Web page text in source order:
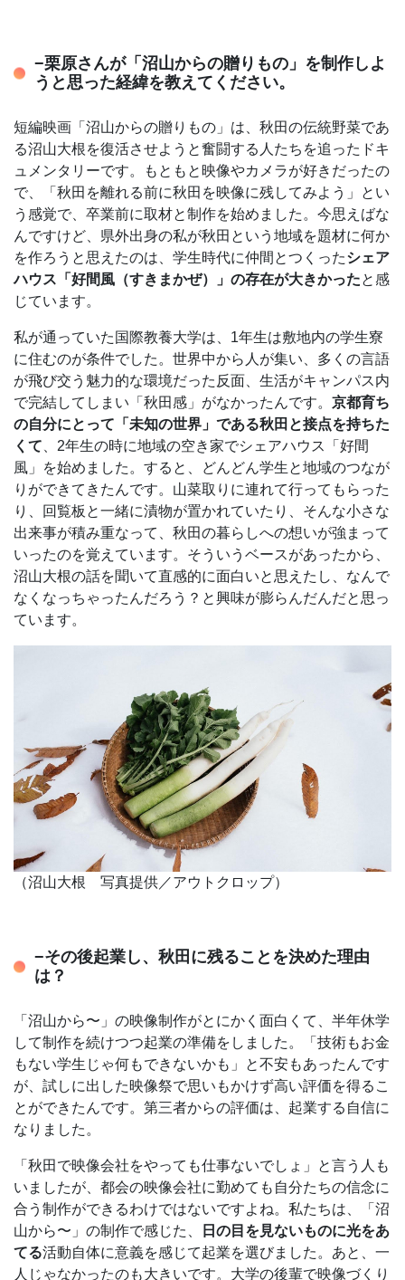
−栗原さんが「沼山からの贈りもの」を制作しよ
うと思った経緯を教えてください。
短編映画「沼山からの贈りもの」は、秋田の伝統野菜であ
る沼山大根を復活させようと奮闘する人たちを追ったドキ
ュメンタリーです。もともと映像やカメラが好きだったの
で、「秋田を離れる前に秋田を映像に残してみよう」とい
う感覚で、卒業前に取材と制作を始めました。今思えばな
んですけど、県外出身の私が秋田という地域を題材に何か
を作ろうと思えたのは、学生時代に仲間とつくったシェア
ハウス「好間風（すきまかぜ）」の存在が大きかったと感
じています。
私が通っていた国際教養大学は、1年生は敷地内の学生寮
に住むのが条件でした。世界中から人が集い、多くの言語
が飛び交う魅力的な環境だった反面、生活がキャンパス内
で完結してしまい「秋田感」がなかったんです。 京都育ち
の自分にとって「未知の世界」である秋田と接点を持ちた
くて 、2年生の時に地域の空き家でシェアハウス「好間
風」を始めました。すると、どんどん学生と地域のつなが
りができてきたんです。山菜取りに連れて行ってもらった
り、回覧板と一緒に漬物が置かれていたり、そんな小さな
出来事が積み重なって、秋田の暮らしへの想いが強まって
いったのを覚えています。そういうベースがあったから、
沼山大根の話を聞いて直感的に面白いと思えたし、なんで
なくなっちゃったんだろう？と興味が膨らんだんだと思っ
ています。
（沼山大根 写真提供／アウトクロップ）
−その後起業し、秋田に残ることを決めた理由
は？
「沼山から〜」の映像制作がとにかく面白くて、半年休学
して制作を続けつつ起業の準備をしました。「技術もお金
もない学生じゃ何もできないかも」と不安もあったんです
が、試しに出した映像祭で思いもかけず高い評価を得るこ
とができたんです。第三者からの評価は、起業する自信に
なりました。
「秋田で映像会社をやっても仕事ないでしょ」と言う人も
いましたが、都会の映像会社に勤めても自分たちの信念に
合う制作ができるわけではないですよね。私たちは、「沼
山から〜」の制作で感じた、
日の目を見ないものに光をあ
てる活動自体に意義を感じて起業を選びました。あと、一
人じゃなかったのも大きいです。大学の後輩で映像づくり